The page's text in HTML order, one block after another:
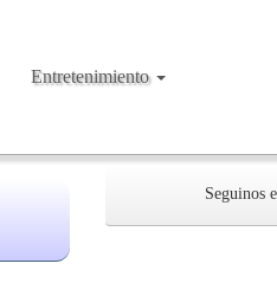
Entretenimiento